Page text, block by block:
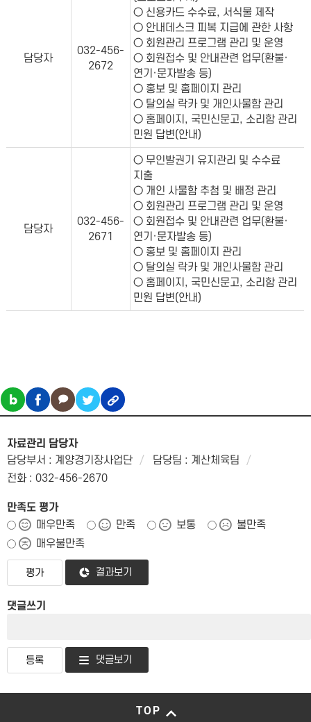
담당자
032-456-
2672
○ 신용카드 수수료, 서식물 제작
○ 안내데스크 피복 지급에 관한 사항
○ 회원관리 프로그램 관리 및 운영
○ 회원접수 및 안내관련 업무(환불·
연기·문자발송 등)
○ 홍보 및 홈페이지 관리
○ 탈의실 락카 및 개인사물함 관리
○ 홈페이지, 국민신문고, 소리함 관리
민원 답변(안내)
담당자
032-456-
2671
○ 무인발권기 유지관리 및 수수료
지출
○ 개인 사물함 추첨 및 배정 관리
○ 회원관리 프로그램 관리 및 운영
○ 회원접수 및 안내관련 업무(환불·
연기·문자발송 등)
○ 홍보 및 홈페이지 관리
○ 탈의실 락카 및 개인사물함 관리
○ 홈페이지, 국민신문고, 소리함 관리
민원 답변(안내)
자료관리 담당자
담당부서 : 계양경기장사업단
담당팀 : 계산체육팀
전화 : 032-456-2670
만족도 평가
매우만족
만족 보통
불만족
매우불만족
결과보기
댓글쓰기
댓글보기
TOP